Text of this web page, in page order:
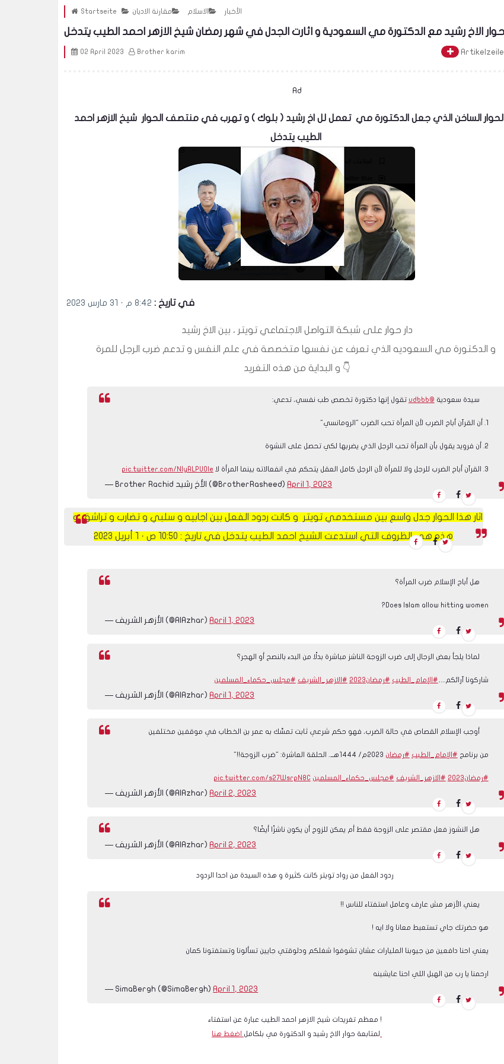
Startseite الأخبار الاسلام مقارنة الاديان
02 April 2023 Brother karim Artikelzeile
Ad
في تاريخ : ٨:٤٢ م · ٣١ مارس ٢٠٢٣
و البداية من هذه التغريد 👇
سيدة سعودية @udbbb تقول إنها دكتورة تخصص طب نفسي، تدعي:
١. أن القرآن أباح الضرب لأن المرأة تحب الضرب "الرومانسي"
٢. أن فرويد يقول بأن المرأة تحب الرجل الذي يضربها لكي تحصل على النشوة
٣. القرآن أباح الضرب للرجل ولا للمرأة لأن الرجل كامل العقل يتحكم في انفعالاته بينما المرأة لا pic.twitter.com/NIyRLPUOIe
— Brother Rachid الأخ رشيد (@BrotherRasheed)April 1, 2023
اثار هذا الحوار جدل واسع بين مستخدمي تويتر و كانت ردود الفعل بين اجابيه و سلبي و تضارب و تراشق و
هذه هي الظروف التي استدعت الشيخ احمد الطيب يتدخل في تاريخ : ١٠:٥٠ ص · ١ أبريل ٢٠٢٣
هل أباح الإسلام ضرب المرأة؟
Does Islam allow hitting women?
— الأزهر الشريف (@AlAzhar)April 1, 2023
لماذا يلجأ بعض الرجال إلى ضرب الزوجة الناشز مباشرة بدلًا من البدء بالنصح أو الهجر؟
شاركونا آرائكم… #الإمام_الطيب #رمضان٢٠٢٣ #الازهر_الشريف #مجلس_حكماء_المسلمين
— الأزهر الشريف (@AlAzhar)April 1, 2023
أوجب الإسلام القصاص في حالة الضرب، فهو حكم شرعي ثابت تمسَّك به عمر بن الخطاب في موقفين مختلفين
من برنامج #الإمام_الطيب #رمضان
#رمضان٢٠٢٣ #الازهر_الشريف #مجلس_حكماء_المسلمين pic.twitter.com/s27WsrpN8C
— الأزهر الشريف (@AlAzhar)April 2, 2023
هل النشوز فعل مقتصر على الزوجة فقط أم يمكن للزوج أن يكون ناشزًا أيضًا؟
— الأزهر الشريف (@AlAzhar)April 2, 2023
يعني الأزهر مش عارف وعامل استفتاء للناس !!
هو حضرتك جاي تستعبط معانا ولا ايه !
يعني احنا دافعين من جيوبنا المليارات عشان تشوفوا شغلكم ودلوقتي جايين تسألونا وتستفتونا كمان
ارحمنا يا رب من الهبل اللي احنا عايشينه
— SimaBergh (@SimaBergh)April 1, 2023
معظم تغريدات شيخ الازهر احمد الطيب عبارة عن استفتاء !
لمتابعة حوار الاخ رشيد و الدكتورة مي بلكامل